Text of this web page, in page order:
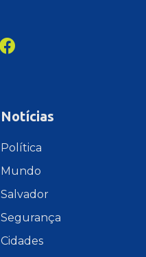
Notícias
Política
Mundo
Salvador
Segurança
Cidades